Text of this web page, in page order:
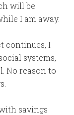
will be
I am away.
continues, I
systems,
No reason to
savings